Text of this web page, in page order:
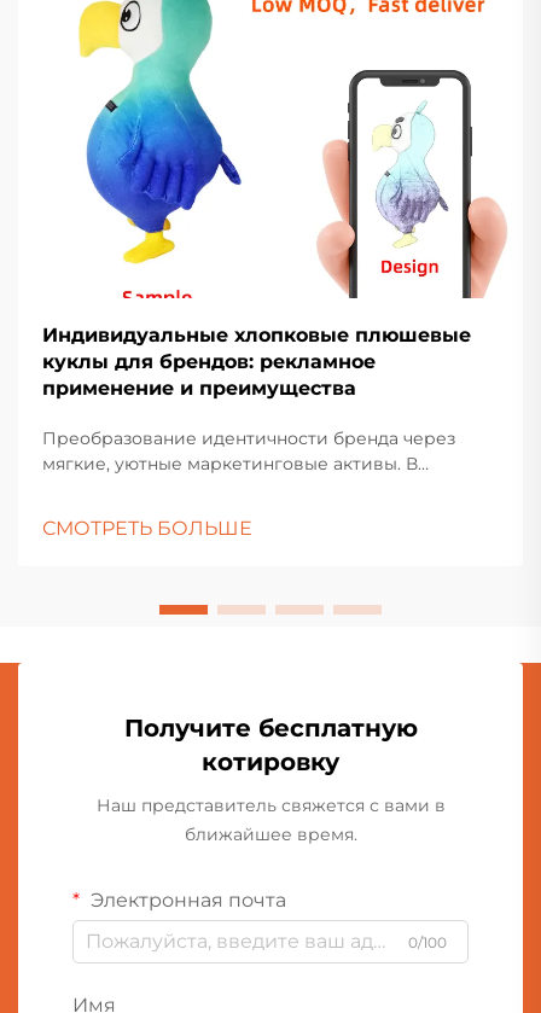
Индивидуальные хлопковые плюшевые
куклы для брендов: рекламное
применение и преимущества
Преобразование идентичности бренда через
мягкие, уютные маркетинговые активы. В
инновационные способы установления связи со
хлопковые мягкие куклы...
СМОТРЕТЬ БОЛЬШЕ
Получите бесплатную
котировку
Наш представитель свяжется с вами в
ближайшее время.
Электронная почта
0/100
Имя